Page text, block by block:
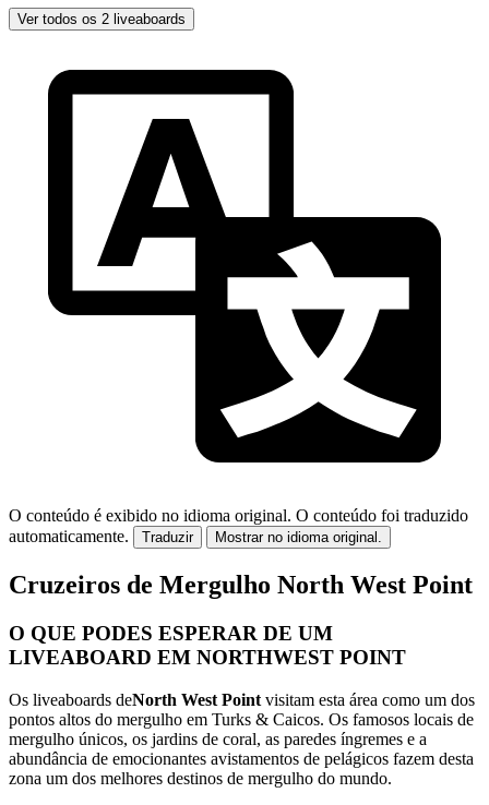
Ver todos os 2 liveaboards
O conteúdo é exibido no idioma original. O conteúdo foi traduzido
automaticamente.
Traduzir Mostrar no idioma original.
Cruzeiros de Mergulho North West Point
O QUE PODES ESPERAR DE UM
LIVEABOARD EM NORTHWEST POINT
Os liveaboards deNorth West Point visitam esta área como um dos
pontos altos do mergulho em Turks & Caicos. Os famosos locais de
mergulho únicos, os jardins de coral, as paredes íngremes e a
abundância de emocionantes avistamentos de pelágicos fazem desta
zona um dos melhores destinos de mergulho do mundo.